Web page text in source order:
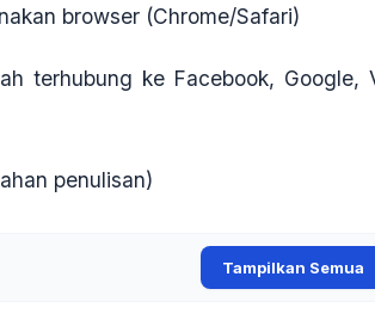
browser (Chrome/Safari)
terhubung ke Facebook, Google,
penulisan)
Tampilkan Semua